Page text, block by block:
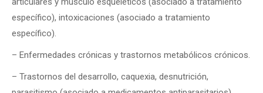
específico), intoxicaciones (asociado a tratamiento
específico).
– Enfermedades crónicas y trastornos metabólicos crónicos.
– Trastornos del desarrollo, caquexia, desnutrición,